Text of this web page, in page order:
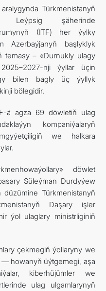
Türkmenistanyň
Leýpsig şäherinde
(ITF) her ýylky
Azerbaýjanyň başlyklyk
temasy – «Durnukly ulagy
nji ýyllar üçin
bilen bagly üç ýyllyk
bölegidir.
ä agza 69 döwletiň ulag
kompaniýalaryň
we halkara
döwlet
Süleýman Durdyýew
düzümine Türkmenistanyň
Daşary işler
ýol ulaglary ministrliginiň
çekmegiň ýollaryny we
— howanyň üýtgemegi, aşa
kiberhüjümler we
ulag ulgamlarynyň